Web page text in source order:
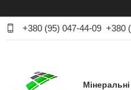
+380 (95) 047-44-09 +380